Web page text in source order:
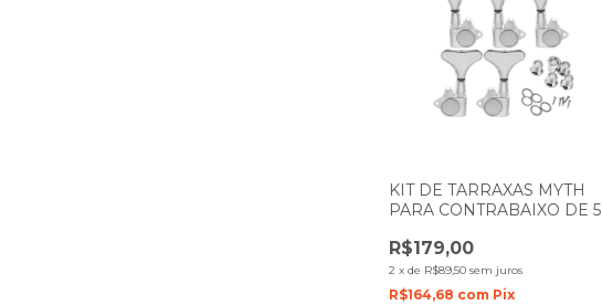
KIT DE TARRAXAS MYTH
PARA CONTRABAIXO DE 5
COM 5 UNIDADES
R$179,00
2 xde R$89,50 sem juros
R$164,68 com Pix